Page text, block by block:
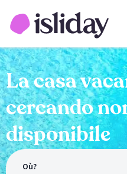
La casa
cercando
disponibile
Où?